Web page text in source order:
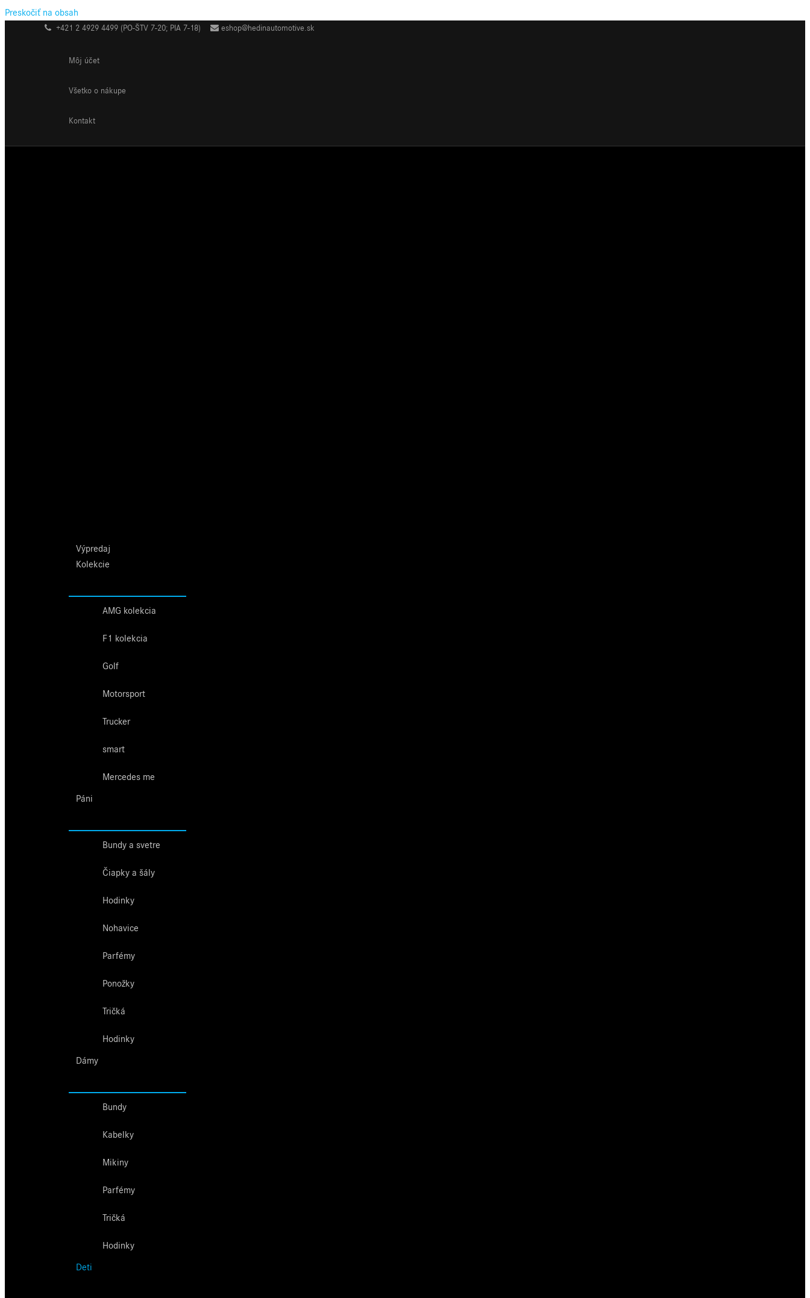
Preskočiť na obsah
+421 2 4929 4499 (PO-ŠTV 7-20; PIA 7-18) eshop@hedinautomotive.sk
Môj účet
Všetko o nákupe
Kontakt
Výpredaj
Kolekcie
AMG kolekcia
F1 kolekcia
Golf
Motorsport
Trucker
smart
Mercedes me
Páni
Bundy a svetre
Čiapky a šály
Hodinky
Nohavice
Parfémy
Ponožky
Tričká
Hodinky
Dámy
Bundy
Kabelky
Mikiny
Parfémy
Tričká
Hodinky
Deti